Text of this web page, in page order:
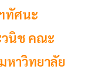
ทัศนะ
วนิช คณะ
หาวิทยาลัย